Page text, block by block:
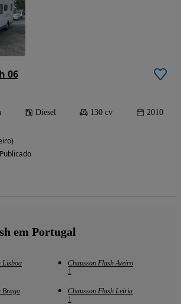
06
Diesel 130 cv 2010
em Portugal
Lisboa
Chausson Flash Aveiro
1
Braga
Chausson Flash Leiria
1